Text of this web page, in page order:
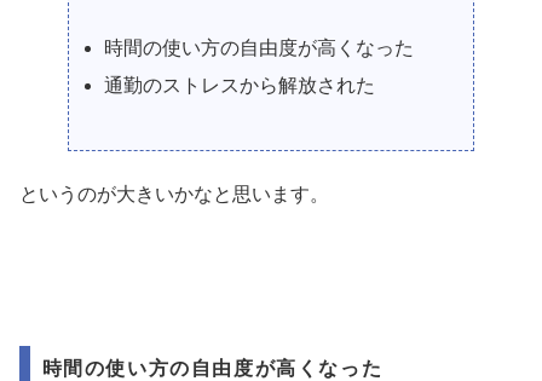
時間の使い方の自由度が高くなった
通勤のストレスから解放された
というのが大きいかなと思います。
時間の使い方の自由度が高くなった